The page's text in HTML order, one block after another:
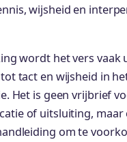
wijsheid en
wordt het vers vaak
tact en wijsheid in
Het is geen vrijbrief
of uitsluiting, maar
om te